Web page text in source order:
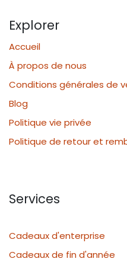
Explorer
Accueil
À propos de nous
Conditions générales de
Blog
Politique vie privée
Politique de retour et
Services
Cadeaux d'enterprise
Cadeaux de fin d'année